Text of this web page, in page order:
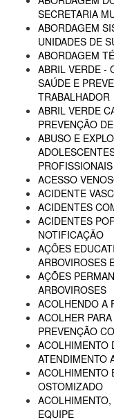
SECRETARIA
ABORDAGEM
UNIDADES DE
ABORDAGEM
ABRIL VERDE -
SAÚDE E
TRABALHADOR
ABRIL VERDE
PREVENÇÃO
ABUSO E
ACESSO
ACIDENTE
ACIDENTES
ACIDENTES
NOTIFICAÇÃO
AÇÕES
ARBOVIROSES
AÇÕES
ARBOVIROSES
ACOLHENDO A
ACOLHER
PREVENÇÃO
ACOLHIMENTO
ATENDIMENTO
ACOLHIMENTO
OSTOMIZADO
EQUIPE